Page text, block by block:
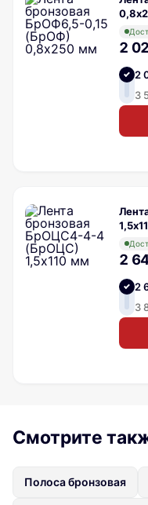
2
2
3
2
2
3
Смотрите
Полоса бронзовая